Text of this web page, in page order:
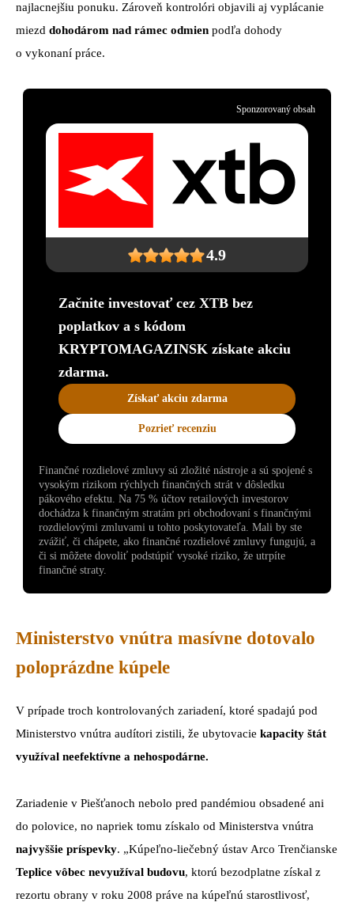
najlacnejšiu ponuku. Zároveň kontrolóri objavili aj vyplácanie
miezd dohodárom nad rámec odmien podľa dohody
o vykonaní práce.
4.9
Začnite investovať cez XTB bez
poplatkov a s kódom
KRYPTOMAGAZINSK získate akciu
zdarma.
Získať akciu zdarma
Pozrieť recenziu
Sponzorovaný obsah
Finančné rozdielové zmluvy sú zložité nástroje a sú spojené s
vysokým rizikom rýchlych finančných strát v dôsledku
pákového efektu. Na 75 % účtov retailových investorov
dochádza k finančným stratám pri obchodovaní s finančnými
rozdielovými zmluvami u tohto poskytovateľa. Mali by ste
zvážiť, či chápete, ako finančné rozdielové zmluvy fungujú, a
či si môžete dovoliť podstúpiť vysoké riziko, že utrpíte
finančné straty.
Ministerstvo vnútra masívne dotovalo
poloprázdne kúpele
V prípade troch kontrolovaných zariadení, ktoré spadajú pod
Ministerstvo vnútra audítori zistili, že ubytovacie kapacity štát
využíval neefektívne a nehospodárne.
Zariadenie v Piešťanoch nebolo pred pandémiou obsadené ani
do polovice, no napriek tomu získalo od Ministerstva vnútra
najvyššie príspevky. „Kúpeľno-liečebný ústav Arco Trenčianske
Teplice vôbec nevyužíval budovu, ktorú bezodplatne získal z
rezortu obrany v roku 2008 práve na kúpeľnú starostlivosť,